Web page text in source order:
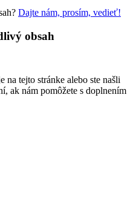
Dajte nám, prosím, vedieť!
obsah
tejto stránke alebo ste našli
ak nám pomôžete s doplnením